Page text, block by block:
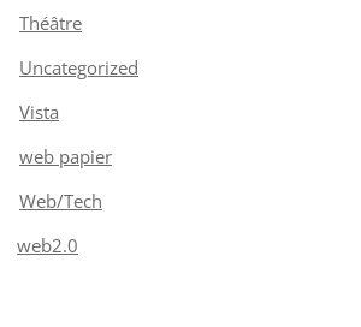
Théâtre
Uncategorized
Vista
web papier
Web/Tech
web2.0